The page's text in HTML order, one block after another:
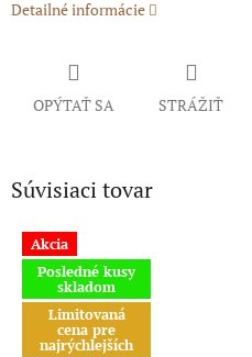
Detailné informácie
OPÝTAŤ SA STRÁŽIŤ
Súvisiaci tovar
Akcia
Posledné kusy
skladom
Limitovaná
cena pre
najrýchlejších